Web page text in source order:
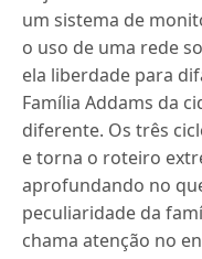
um sistema de
o uso de uma rede
ela liberdade para
Família Addams da
diferente. Os três
e torna o roteiro
aprofundando no
peculiaridade da
chama atenção no